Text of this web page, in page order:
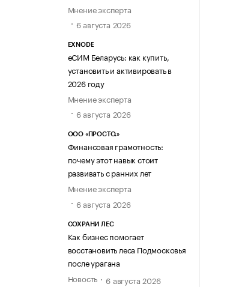
Мнение эксперта
6 августа 2026
EXNODE
еСИМ Беларусь: как купить,
установить и активировать в
2026 году
Мнение эксперта
6 августа 2026
ООО «ПРОСТО.»
Финансовая грамотность:
почему этот навык стоит
развивать с ранних лет
Мнение эксперта
6 августа 2026
СОХРАНИ ЛЕС
Как бизнес помогает
восстановить леса Подмосковья
после урагана
Новость
6 августа 2026